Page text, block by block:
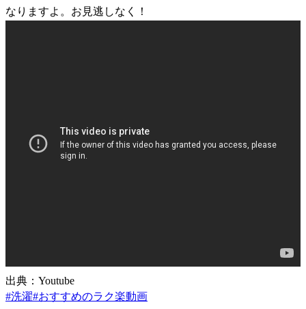
なりますよ。お見逃しなく！
出典：Youtube
#洗濯#おすすめのラク楽動画